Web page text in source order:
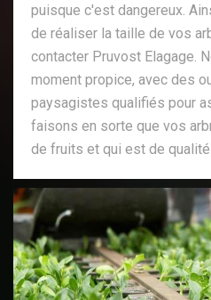
puisque c'est dangereux.
de réaliser la taille de vos
contacter Pruvost Elagage.
moment propice, avec des
paysagistes qualifiés pour
faisons en sorte que vos
de fruits et qui est de qualité.